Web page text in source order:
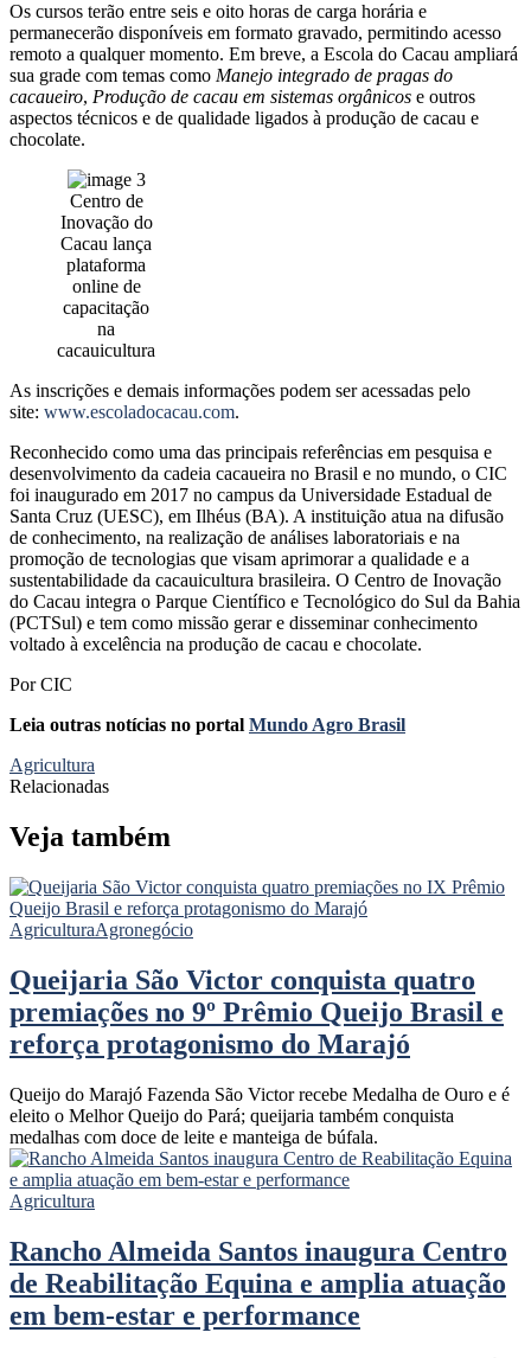
Os cursos terão entre seis e oito horas de carga horária e
permanecerão disponíveis em formato gravado, permitindo acesso
remoto a qualquer momento. Em breve, a Escola do Cacau ampliará
sua grade com temas como Manejo integrado de pragas do
cacaueiro, Produção de cacau em sistemas orgânicos e outros
aspectos técnicos e de qualidade ligados à produção de cacau e
chocolate.
Centro de
Inovação do
Cacau lança
plataforma
online de
capacitação
na
cacauicultura
As inscrições e demais informações podem ser acessadas pelo
site: www.escoladocacau.com.
Reconhecido como uma das principais referências em pesquisa e
desenvolvimento da cadeia cacaueira no Brasil e no mundo, o CIC
foi inaugurado em 2017 no campus da Universidade Estadual de
Santa Cruz (UESC), em Ilhéus (BA). A instituição atua na difusão
de conhecimento, na realização de análises laboratoriais e na
promoção de tecnologias que visam aprimorar a qualidade e a
sustentabilidade da cacauicultura brasileira. O Centro de Inovação
do Cacau integra o Parque Científico e Tecnológico do Sul da Bahia
(PCTSul) e tem como missão gerar e disseminar conhecimento
voltado à excelência na produção de cacau e chocolate.
Por CIC
Leia outras notícias no portal Mundo Agro Brasil
Agricultura
Relacionadas
Veja também
AgriculturaAgronegócio
Queijaria São Victor conquista quatro
premiações no 9º Prêmio Queijo Brasil e
reforça protagonismo do Marajó
Queijo do Marajó Fazenda São Victor recebe Medalha de Ouro e é
eleito o Melhor Queijo do Pará; queijaria também conquista
medalhas com doce de leite e manteiga de búfala.
Agricultura
Rancho Almeida Santos inaugura Centro
de Reabilitação Equina e amplia atuação
em bem-estar e performance